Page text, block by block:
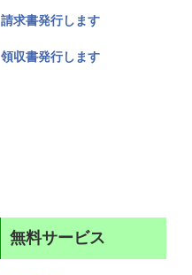
請求書発行します
領収書発行します
無料サービス